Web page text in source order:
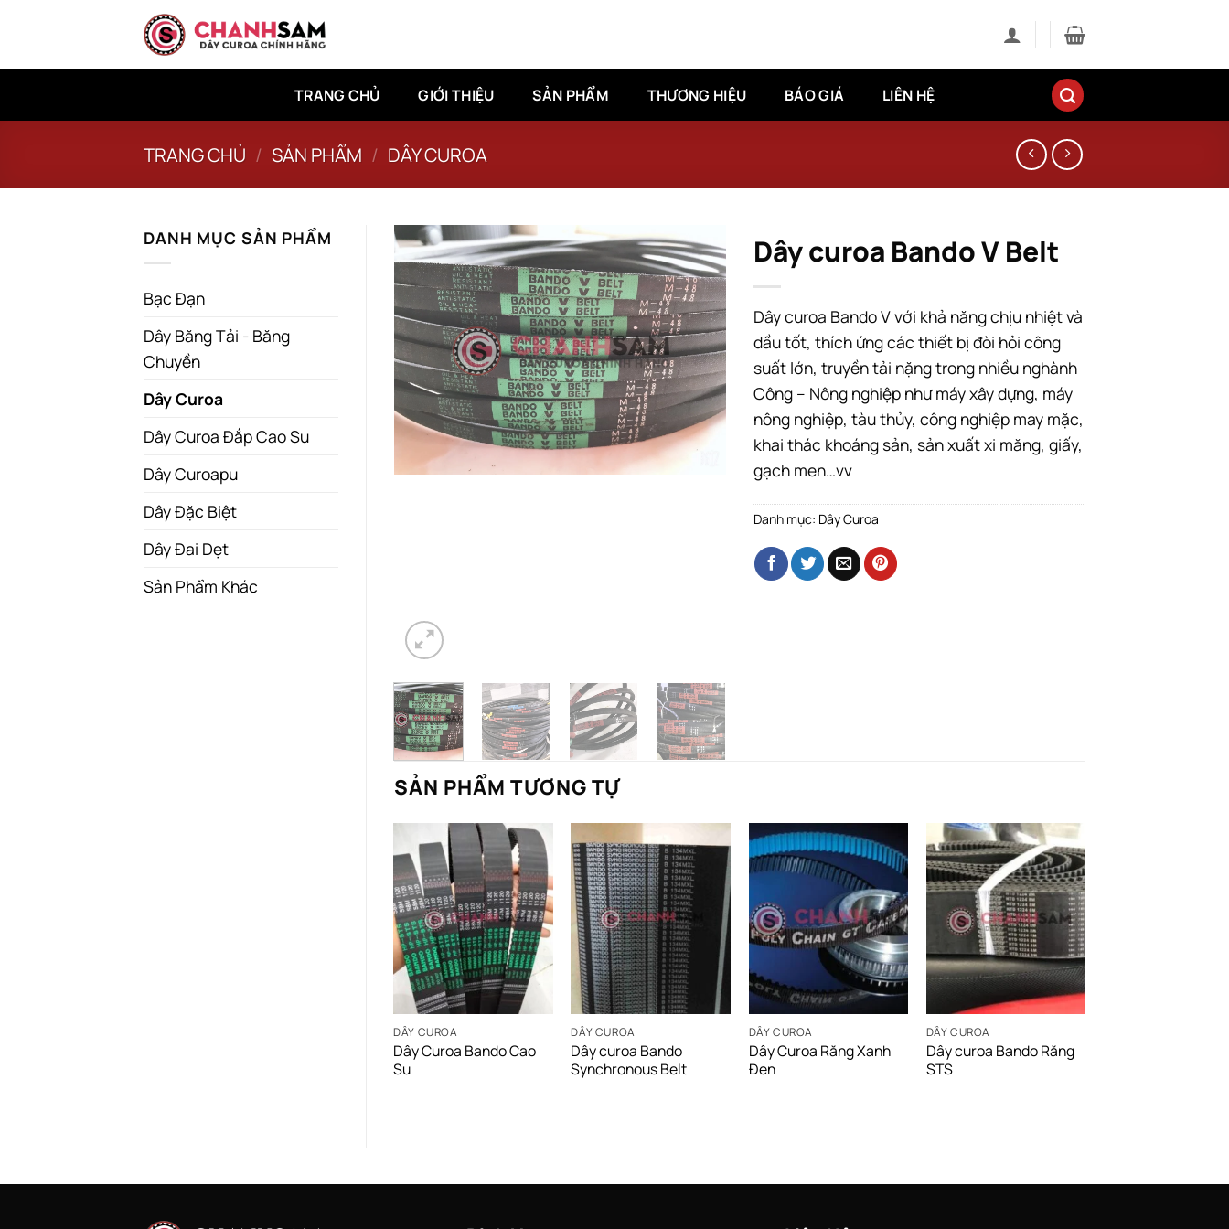
TRANG CHỦ GIỚI THIỆU SẢN PHẨM THƯƠNG HIỆU BÁO GIÁ LIÊN HỆ
TRANG CHỦ / SẢN PHẨM / DÂY CUROA
DANH MỤC SẢN PHẨM
Bạc Đạn
Dây Băng Tải - Băng
Chuyền
Dây Curoa
Dây Curoa Đắp Cao Su
Dây Curoapu
Dây Đặc Biệt
Dây Đai Dẹt
Sản Phẩm Khác
Dây curoa Bando V Belt
Dây curoa Bando V với khả năng chịu nhiệt và
dầu tốt, thích ứng các thiết bị đòi hỏi công
suất lớn, truyền tải nặng trong nhiều nghành
Công – Nông nghiệp như máy xây dựng, máy
nông nghiệp, tàu thủy, công nghiệp may mặc,
khai thác khoáng sản, sản xuất xi măng, giấy,
gạch men…vv
Danh mục: Dây Curoa
SẢN PHẨM TƯƠNG TỰ
DÂY CUROA
Dây Curoa Bando Cao
Su
DÂY CUROA
Dây curoa Bando
Synchronous Belt
DÂY CUROA
Dây Curoa Răng Xanh
Đen
DÂY CUROA
Dây curoa Bando Răng
STS